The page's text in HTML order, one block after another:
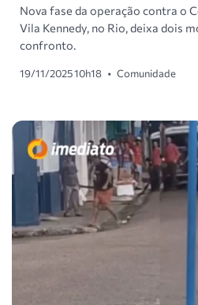
Nova fase da operação contra o
Vila Kennedy, no Rio, deixa dois
confronto.
19/11/2025 10h18 • Comunidade